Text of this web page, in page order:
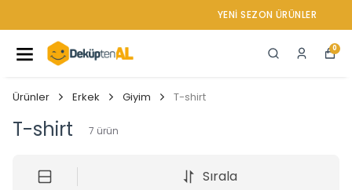
YENI SEZON ÜRÜNLER
0
Ürünler Erkek Giyim T-shirt
T-shirt 7 ürün
Sırala